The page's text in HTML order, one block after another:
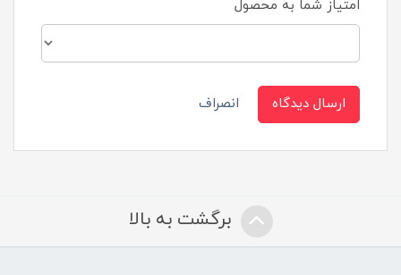
امتیاز شما به محصول
ارسال دیدگاه انصراف
برگشت به بالا